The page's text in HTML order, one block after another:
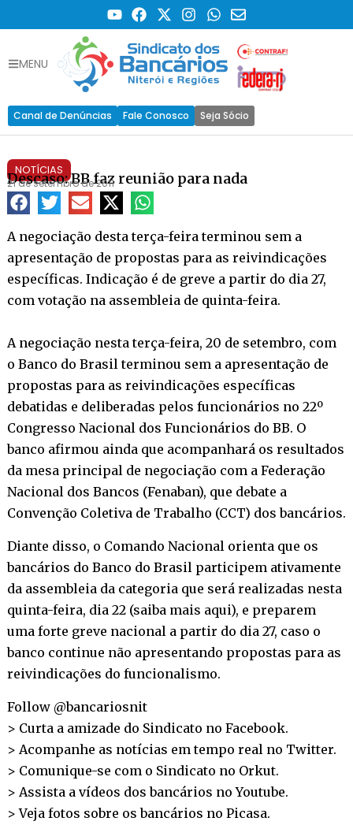
MENU
Canal de Denúncias Fale Conosco Seja Sócio
NOTÍCIAS
Descaso: BB faz reunião para nada
21 de setembro de 2011
A negociação desta terça-feira terminou sem a
apresentação de propostas para as reivindicações
específicas. Indicação é de greve a partir do dia 27,
com votação na assembleia de quinta-feira.
A negociação nesta terça-feira, 20 de setembro, com
o Banco do Brasil terminou sem a apresentação de
propostas para as reivindicações específicas
debatidas e deliberadas pelos funcionários no 22º
Congresso Nacional dos Funcionários do BB. O
banco afirmou ainda que acompanhará os resultados
da mesa principal de negociação com a Federação
Nacional dos Bancos (Fenaban), que debate a
Convenção Coletiva de Trabalho (CCT) dos bancários.
Diante disso, o Comando Nacional orienta que os
bancários do Banco do Brasil participem ativamente
da assembleia da categoria que será realizadas nesta
quinta-feira, dia 22 (saiba mais aqui), e preparem
uma forte greve nacional a partir do dia 27, caso o
banco continue não apresentando propostas para as
reivindicações do funcionalismo.
Follow @bancariosnit
> Curta a amizade do Sindicato no Facebook.
> Acompanhe as notícias em tempo real no Twitter.
> Comunique-se com o Sindicato no Orkut.
> Assista a vídeos dos bancários noYoutube.
> Veja fotos sobre os bancários no Picasa.